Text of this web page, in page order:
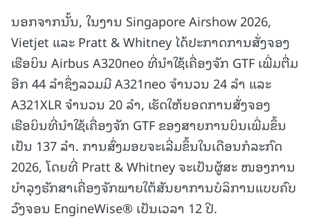
ນອກຈາກນັ້ນ, ໃນງານ Singapore Airshow 2026,
Vietjet ແລະ Pratt & Whitney ໄດ້ປະກາດການສັ່ງຈອງ
ເຮືອບິນ Airbus A320neo ທີ່ນຳໃຊ້ເຄື່ອງຈັກ GTF ເພີ່ມຕື່ມ
ອີກ 44 ລໍາຊຶ່ງລວມມີ A321neo ຈຳນວນ 24 ລໍາ ແລະ
A321XLR ຈຳນວນ 20 ລໍາ, ເຮັດໃຫ້ຍອດການສັ່ງຈອງ
ເຮືອບິນທີ່ນຳໃຊ້ເຄື່ອງຈັກ GTF ຂອງສາຍການບິນເພີ່ມຂຶ້ນ
ເປັນ 137 ລໍາ. ການສົ່ງມອບຈະເລີ່ມຂຶ້ນໃນເດືອນກໍລະກົດ
2026, ໂດຍທີ່ Pratt & Whitney ຈະເປັນຜູ້ສະ ໜອງການ
ບໍາລຸງຮັກສາເຄື່ອງຈັກພາຍໃຕ້ສັນຍາການບໍລິການແບບຄົບ
ວົງຈອນ EngineWise® ເປັນເວລາ 12 ປີ.